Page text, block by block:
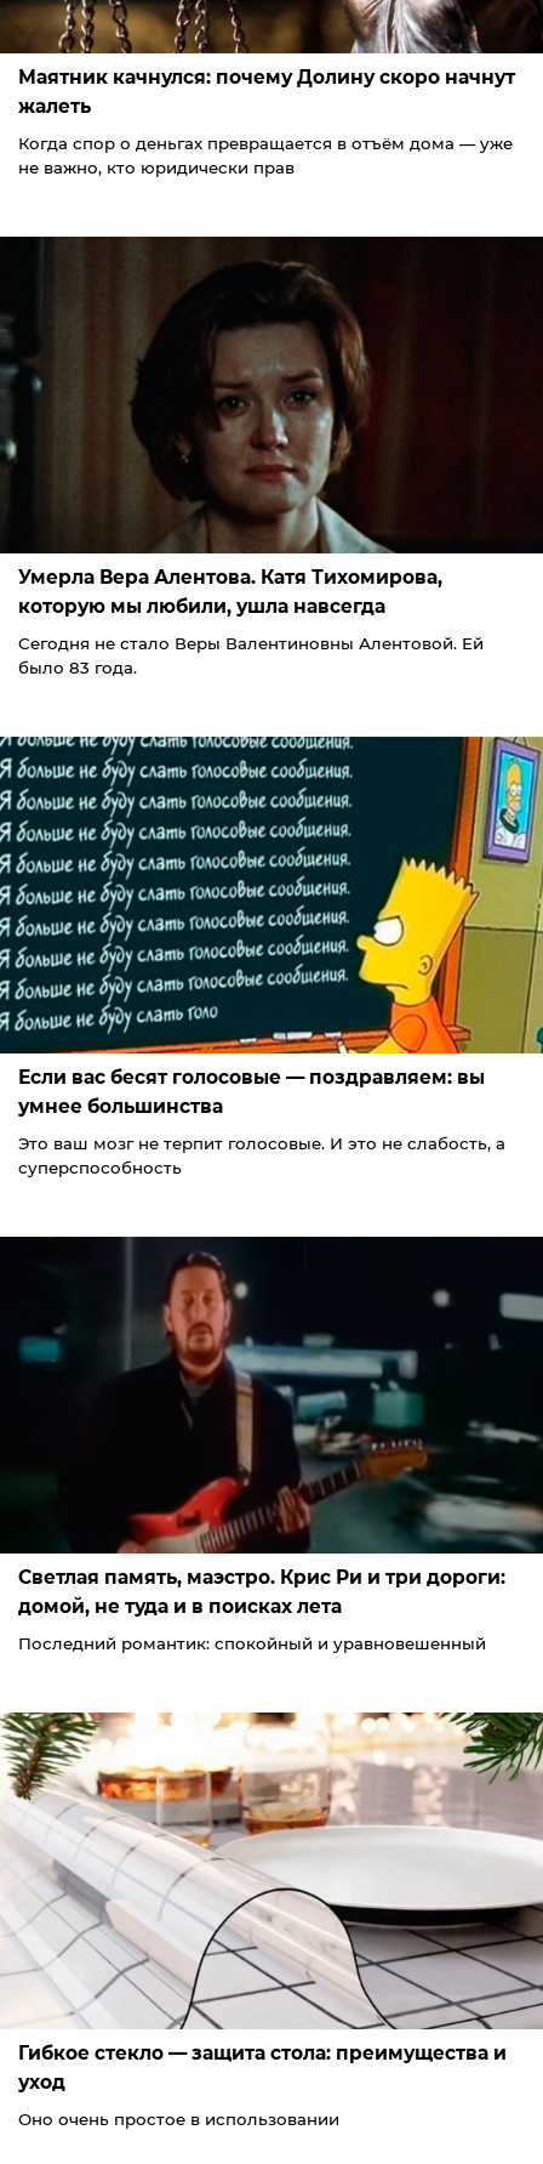
Маятник качнулся: почему Долину скоро начнут
жалеть
Когда спор о деньгах превращается в отъём дома — уже
не важно, кто юридически прав
Умерла Вера Алентова. Катя Тихомирова,
которую мы любили, ушла навсегда
Сегодня не стало Веры Валентиновны Алентовой. Ей
было 83 года.
Если вас бесят голосовые — поздравляем: вы
умнее большинства
Это ваш мозг не терпит голосовые. И это не слабость, а
суперспособность
Светлая память, маэстро. Крис Ри и три дороги:
домой, не туда и в поисках лета
Последний романтик: спокойный и уравновешенный
Гибкое стекло — защита стола: преимущества и
уход
Оно очень простое в использовании